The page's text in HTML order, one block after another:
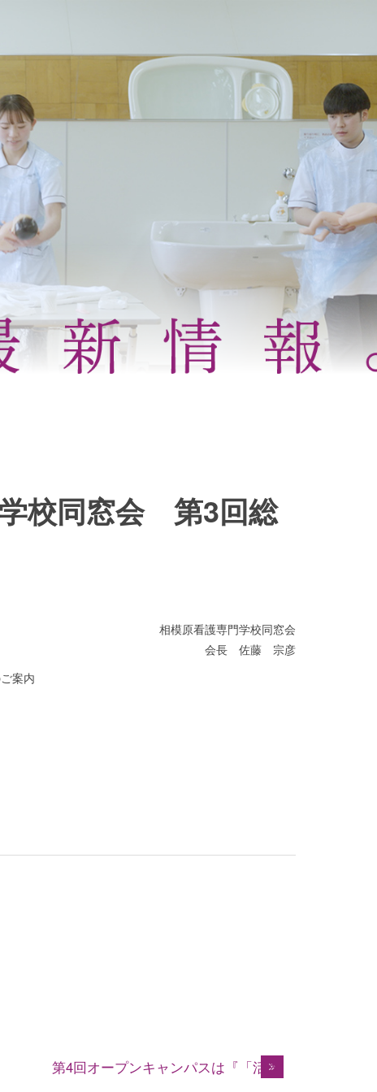
学校同窓会 第3回総
相模原看護専門学校同窓会
会長 佐藤 宗彦
案内
第4回オープンキャンパスは『「活き活きと生きて